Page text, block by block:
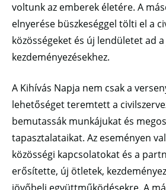
voltunk az emberek életére. A
elnyerése büszkeséggel tölti el a
közösségeket és új lendületet ad
kezdeményezésekhez.
A Kihívás Napja nem csak a
lehetőséget teremtett a
bemutassák munkájukat és
tapasztalataikat. Az eseményen
közösségi kapcsolatokat és a
erősítette, új ötletek,